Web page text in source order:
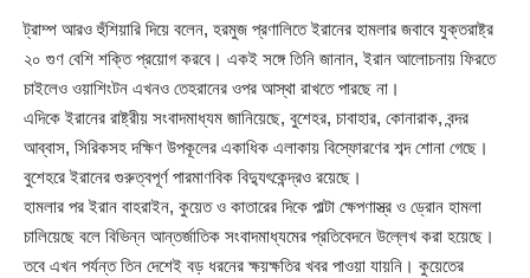
ট্রাম্প আরও হুঁশিয়ারি দিয়ে বলেন, হরমুজ প্রণালিতে ইরানের হামলার জবাবে যুক্তরাষ্ট্র
২০ গুণ বেশি শক্তি প্রয়োগ করবে। একই সঙ্গে তিনি জানান, ইরান আলোচনায় ফিরতে
চাইলেও ওয়াশিংটন এখনও তেহরানের ওপর আস্থা রাখতে পারছে না।
এদিকে ইরানের রাষ্ট্রীয় সংবাদমাধ্যম জানিয়েছে, বুশেহর, চাবাহার, কোনারাক, বন্দর
আব্বাস, সিরিকসহ দক্ষিণ উপকূলের একাধিক এলাকায় বিস্ফোরণের শব্দ শোনা গেছে।
বুশেহরে ইরানের গুরুত্বপূর্ণ পারমাণবিক বিদ্যুৎকেন্দ্রও রয়েছে।
হামলার পর ইরান বাহরাইন, কুয়েত ও কাতারের দিকে পাল্টা ক্ষেপণাস্ত্র ও ড্রোন হামলা
চালিয়েছে বলে বিভিন্ন আন্তর্জাতিক সংবাদমাধ্যমের প্রতিবেদনে উল্লেখ করা হয়েছে।
তবে এখন পর্যন্ত তিন দেশেই বড় ধরনের ক্ষয়ক্ষতির খবর পাওয়া যায়নি। কুয়েতের